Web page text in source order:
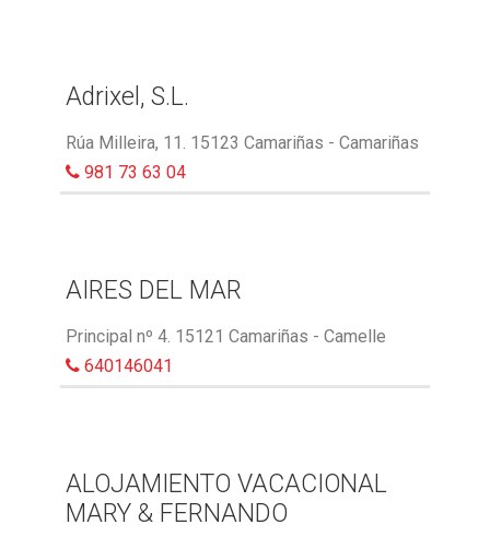
Adrixel, S.L.
Rúa Milleira, 11. 15123 Camariñas - Camariñas
981 73 63 04
AIRES DEL MAR
Principal nº 4. 15121 Camariñas - Camelle
640146041
ALOJAMIENTO VACACIONAL
MARY & FERNANDO